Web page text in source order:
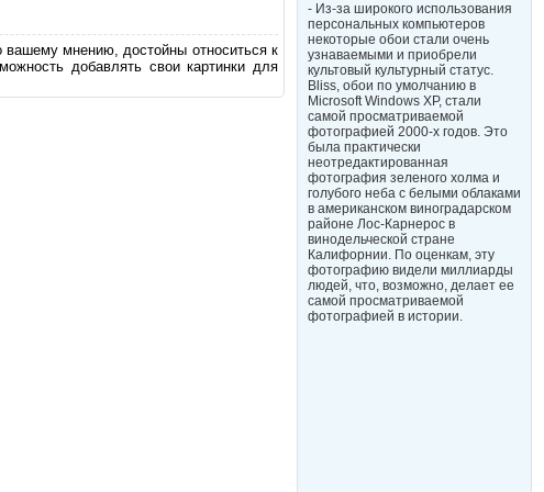
вашему мнению, достойны относиться к
добавлять свои картинки для
- Из-за широкого использования
персональных компьютеров
некоторые обои стали очень
узнаваемыми и приобрели
культовый культурный статус.
Bliss, обои по умолчанию в
Microsoft Windows XP, стали
самой просматриваемой
фотографией 2000-х годов. Это
была практически
неотредактированная
фотография зеленого холма и
голубого неба с белыми облаками
в американском виноградарском
районе Лос-Карнерос в
винодельческой стране
Калифорнии. По оценкам, эту
фотографию видели миллиарды
людей, что, возможно, делает ее
самой просматриваемой
фотографией в истории.